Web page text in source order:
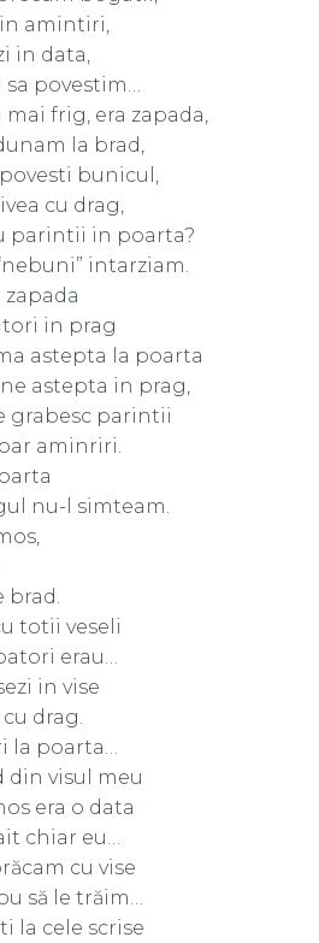
amintiri,
in data,
povestim…
mai frig, era zapada,
la brad,
bunicul,
cu drag,
parintii in poarta?
intarziam.
zapada
in prag
astepta la poarta
astepta in prag,
grabesc parintii
aminriri.
nu-l simteam.
brad.
totii veseli
erau…
in vise
drag.
la poarta…
din visul meu
era o data
chiar eu…
cu vise
să le trăim…
la cele scrise